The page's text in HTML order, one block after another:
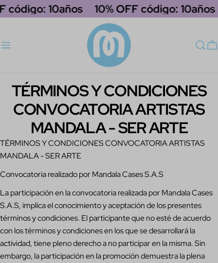
saltar
al
código: 10años 10% OFF código: 10años
TÉRMINOS Y CONDICIONES
CONVOCATORIA ARTISTAS
MANDALA - SER ARTE
TÉRMINOS Y CONDICIONES CONVOCATORIA ARTISTAS
MANDALA - SER ARTE
Convocatoria realizado por Mandala Cases S.A.S
La participación en la convocatoria realizada por Mandala Cases
S.A.S, implica el conocimiento y aceptación de los presentes
términos y condiciones. El participante que no esté de acuerdo
con los términos y condiciones en los que se desarrollará la
actividad, tiene pleno derecho a no participar en la misma. Sin
embargo, la participación en la promoción demuestra la plena